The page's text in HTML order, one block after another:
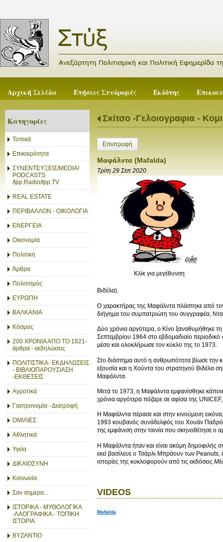
Αρχική Σελίδα Ετήσιες Συνδρομές Εκδότης
Κατηγορίες
Τοπικά
Επικαιρότητα
ΣΥΝΕΝΤΕΥΞΕΙΣ/MEDIA/
PODCASTS
/tpp.Radio/tpp.TV
REAL ESTATE
ΠΕΡΙΒΑΛΛΟΝ - ΟΙΚΟΛΟΓΙΑ
ΕΝΕΡΓΕΙΑ
Οικονομία
Πολιτική
Άρθρα
Πολιτισμός
ΕΥΡΩΠΗ
ΒΑΛΚΑΝΙΑ
Κόσμος
200 ΧΡΟΝΙΑ ΑΠΟ ΤΟ 1821-
άρθρα - εκδηλώσεις
ΠΟΛΙΤΙΣΤΙΚΑ- ΕΚΔΗΛΩΣΕΙΣ
- ΒΙΒΛΙΟΠΑΡΟΥΣΙΑΣΗ
-ΕΚΘΕΣΕΙΣ
Αγροτικά
Γαστρονομία - Διατροφή
ΟΜΙΛΙΕΣ
Αθλητικά
Υγεία
ΔΙΚΑΙΟΣΥΝΗ
Κοινωνία
Σαν σημερα...
ΙΣΤΟΡΙΚΑ - ΜΥΘΟΛΟΓΙΚΑ
-ΛΑΟΓΡΑΦΙΚΑ - ΤΟΠΙΚΗ
ΙΣΤΟΡΙΑ
ΒΥΖΑΝΤΙΟ
Σκίτσο -Γελοιογραφια -
Επιστροφή
Μαφάλντα (Mafalda)
Τρίτη 29 Σεπ 2020
Κλίκ για μεγέθυνση
Βιδέλα).
Ο χαρακτήρας της Μαφάλντα πλάστηκε από τον
διήγημα του συμπατριώτη του συγγραφέα,
Δύο χρόνια αργότερα, ο Κίνο ξαναθυμήθηκε
Σεπτεμβρίου 1964 στο εβδομαδιαίο
μέσο και ολοκλήρωσε τον κύκλο της το 1973.
Στο διάστημα αυτό η ανθρωπότητα βίωσε
εξουσία και η Χούντα του στρατηγού Βιδέλα
Μαφάλντα.
Μετά το 1973, η Μαφάλντα εμφανίσθηκε
χρόνια αργότερα πόζαρε σε αφίσα της
Η Μαφάλντα πέρασε και στην κινούμενη
1993 κουβανός συνάδελφός του Χουάν Παδρόν
της εμφάνιση στην ταινία που σκηνοθέτησε ο
Η Μαφάλντα ήταν και είναι ακόμη δημοφιλής
εκεί βασίλευε ο Τσάρλι Μπράουν των Peanuts,
ιστορίες της κυκλοφορούν από τις εκδόσεις
VIDEOS
Mafalda